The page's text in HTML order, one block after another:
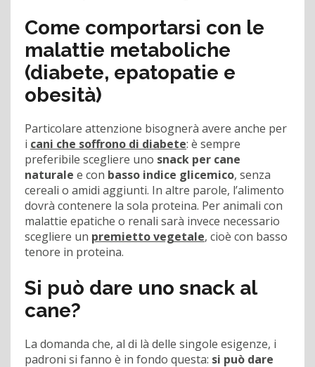
Come comportarsi con le
malattie metaboliche
(diabete, epatopatie e
obesità)
Particolare attenzione bisognerà avere anche per
i cani che soffrono di diabete: è sempre
preferibile scegliere uno snack per cane
naturale e con basso indice glicemico, senza
cereali o amidi aggiunti. In altre parole, l’alimento
dovrà contenere la sola proteina. Per animali con
malattie epatiche o renali sarà invece necessario
scegliere un premietto vegetale, cioè con basso
tenore in proteina.
Si può dare uno snack al
cane?
La domanda che, al di là delle singole esigenze, i
padroni si fanno è in fondo questa: si può dare